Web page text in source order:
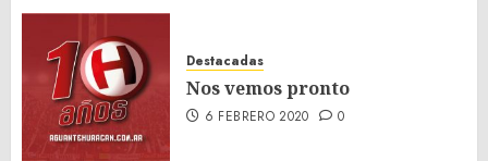
Destacadas
Nos vemos pronto
6 FEBRERO 2020 0